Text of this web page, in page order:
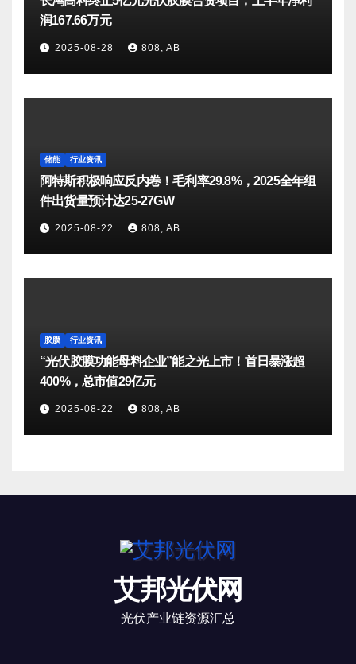
润167.66万元
2025-08-28 808, AB
储能 行业资讯
阿特斯积极响应反内卷！毛利率29.8%，2025全年组
件出货量预计达25-27GW
2025-08-22 808, AB
胶膜 行业资讯
“光伏胶膜功能母料企业”能之光上市！首日暴涨超
400%，总市值29亿元
2025-08-22 808, AB
艾邦光伏网
光伏产业链资源汇总